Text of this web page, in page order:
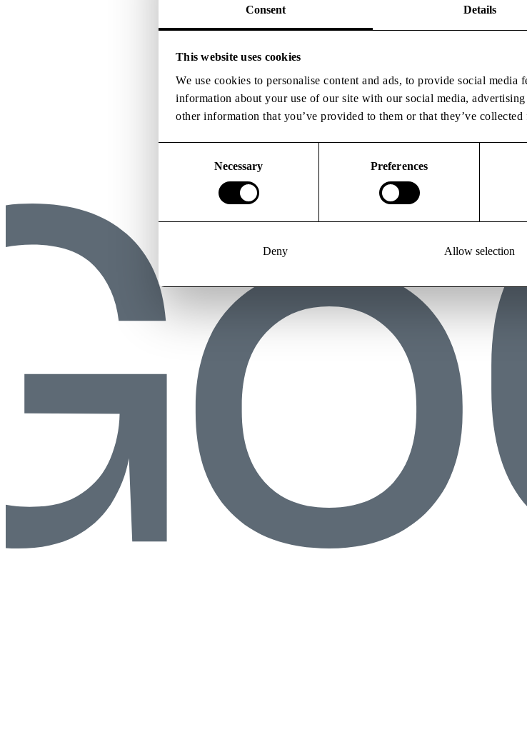
Consent Details
This website uses cookies
We use cookies to personalise content and ads, to provide social media
information about your use of our site with our social media,
other information that you’ve provided to them or that they’ve
Necessary Preferences
Deny Allow selection